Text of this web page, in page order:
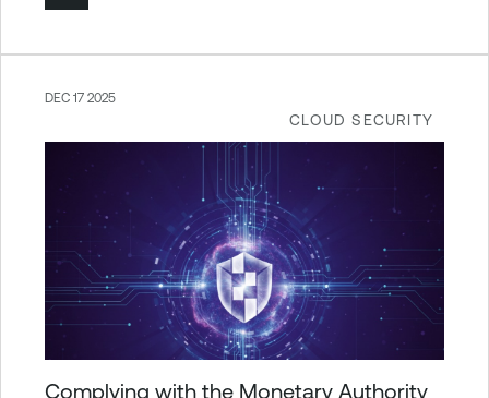
CLOUD SECURITY
DEC 17 2025
Complying with the Monetary Authority